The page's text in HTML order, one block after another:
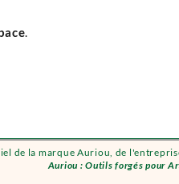
de la marque Auriou, de
Auriou : Outils forgés pour
.